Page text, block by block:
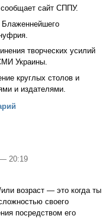
сайт СППУ.
Блаженнейшего
творческих усилий
Украины.
круглых столов и
и издателями.
литературы и СМИ
— 20:19
возраст — это когда ты
своего
посредством его